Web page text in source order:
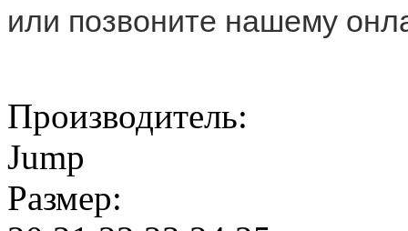
или позвоните нашему
Производитель:
Jump
Размер: